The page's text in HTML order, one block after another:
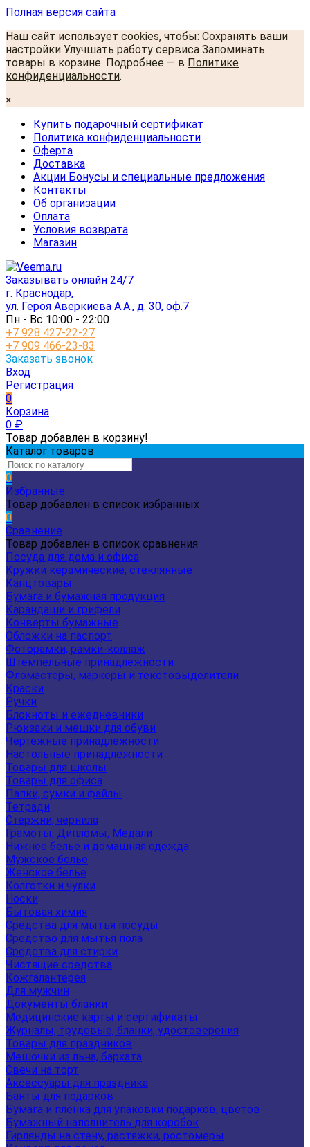
Полная версия сайта
Наш сайт использует cookies, чтобы: Сохранять ваши
настройки Улучшать работу сервиса Запоминать
товары в корзине. Подробнее — в Политике
конфиденциальности.
×
Купить подарочный сертификат
Политика конфиденциальности
Оферта
Доставка
Акции Бонусы и специальные предложения
Контакты
Об организации
Оплата
Условия возврата
Магазин
Заказывать онлайн 24/7
г. Краснодар,
ул. Героя Аверкиева А.А., д. 30, оф.7
Пн - Вс 10:00 - 22:00
+7 928 427-22-27
+7 909 466-23-83
Заказать звонок
Вход
Регистрация
0
Корзина
0 ₽
Товар добавлен в корзину!
Каталог товаров
0
Избранные
Товар добавлен в список избранных
0
Сравнение
Товар добавлен в список сравнения
Посуда для дома и офиса
Кружки керамические, стеклянные
Канцтовары
Бумага и бумажная продукция
Карандаши и грифели
Конверты бумажные
Обложки на паспорт
Фоторамки, рамки-коллаж
Штемпельные принадлежности
Фломастеры, маркеры и текстовыделители
Краски
Ручки
Блокноты и ежедневники
Рюкзаки и мешки для обуви
Чертежные принадлежности
Настольные принадлежности
Товары для школы
Товары для офиса
Папки, сумки и файлы
Тетради
Стержни, чернила
Грамоты, Дипломы, Медали
Нижнее белье и домашняя одежда
Мужское белье
Женское белье
Колготки и чулки
Носки
Бытовая химия
Средства для мытья посуды
Средство для мытья пола
Средства для стирки
Чистящие средства
Кожгалантерея
Для мужчин
Документы бланки
Медицинские карты и сертификаты
Журналы, трудовые, бланки, удостоверения
Товары для праздников
Мешочки из льна, бархата
Свечи на торт
Аксессуары для праздника
Банты для подарков
Бумага и пленка для упаковки подарков, цветов
Бумажный наполнитель для коробок
Гирлянды на стену, растяжки, ростомеры